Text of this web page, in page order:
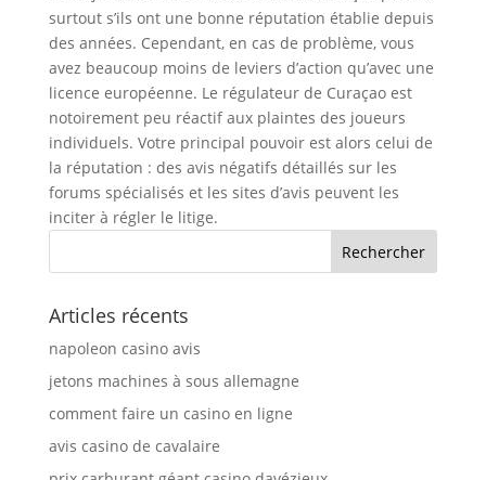
surtout s’ils ont une bonne réputation établie depuis
des années. Cependant, en cas de problème, vous
avez beaucoup moins de leviers d’action qu’avec une
licence européenne. Le régulateur de Curaçao est
notoirement peu réactif aux plaintes des joueurs
individuels. Votre principal pouvoir est alors celui de
la réputation : des avis négatifs détaillés sur les
forums spécialisés et les sites d’avis peuvent les
inciter à régler le litige.
Articles récents
napoleon casino avis
jetons machines à sous allemagne
comment faire un casino en ligne
avis casino de cavalaire